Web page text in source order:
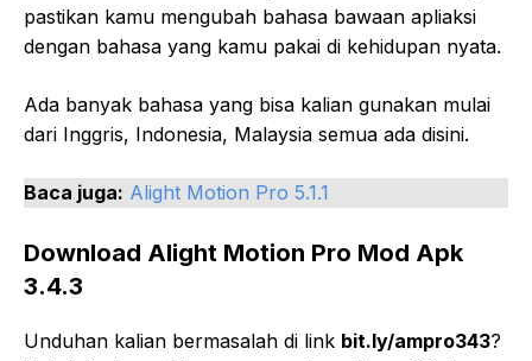
pastikan kamu mengubah bahasa bawaan apliaksi
dengan bahasa yang kamu pakai di kehidupan nyata.
Ada banyak bahasa yang bisa kalian gunakan mulai
dari Inggris, Indonesia, Malaysia semua ada disini.
Baca juga: Alight Motion Pro 5.1.1
Download Alight Motion Pro Mod Apk
3.4.3
Unduhan kalian bermasalah di link bit.ly/ampro343?